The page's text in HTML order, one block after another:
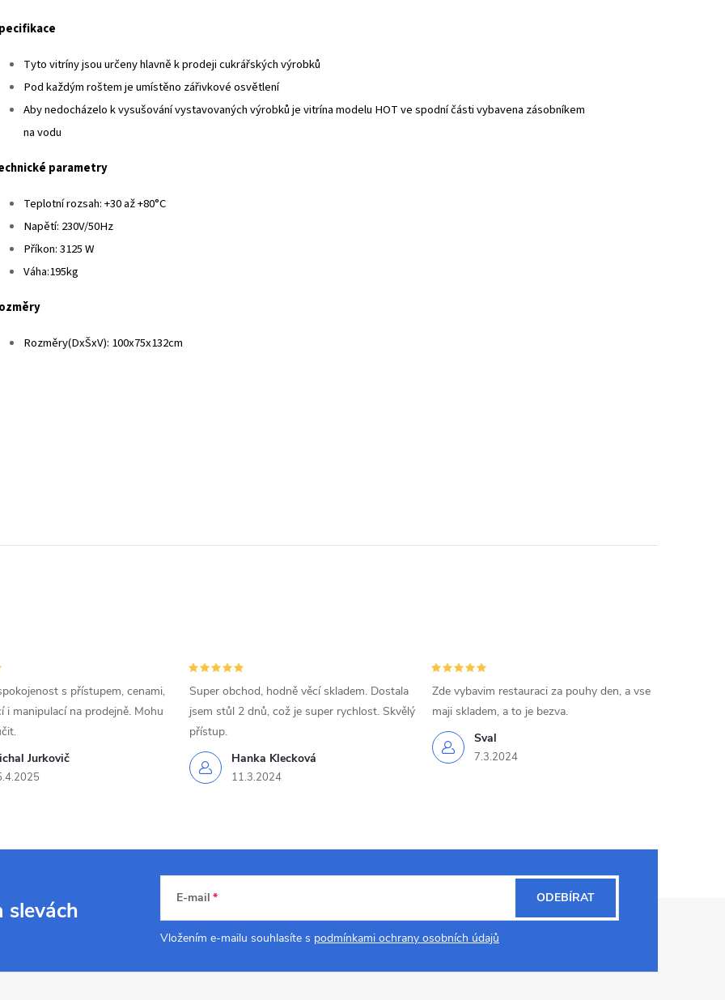
Tyto vitríny jsou určeny hlavně k prodeji cukrářských výrobků
Pod každým roštem je umístěno zářivkové osvětlení
Aby nedocházelo k vysušování vystavovaných výrobků je vitrína modelu HOT ve spodní části vybavena zásobníkem
na vodu
parametry
Teplotní rozsah: +30 až +80°C
Napětí: 230V/50Hz
Příkon: 3125 W
Váha:195kg
Rozměry(DxŠxV): 100x75x132cm
Jurkovič
s přístupem, cenami,
i manipulací na prodejně. Mohu
Hanka Klecková
11.3.2024
Super obchod, hodně věcí skladem. Dostala
jsem stůl 2 dnů, což je super rychlost. Skvělý
přístup.
Sval
7.3.2024
Zde vybavim restauraci za pouhy den, a vse
maji skladem, a to je bezva.
slevách E-mail
Vložením e-mailu souhlasíte s podmínkami ochrany osobních údajů
ODEBÍRAT